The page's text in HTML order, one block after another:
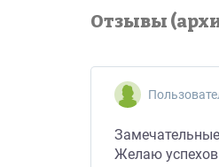
Отзывы
Желаю успехов